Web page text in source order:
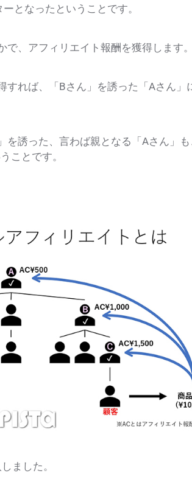
となったということです。
、アフィリエイト報酬を獲得します。
れば、「Bさん」を誘った「Aさん」
誘った、言わば親となる「Aさん」
ことです。
ました。